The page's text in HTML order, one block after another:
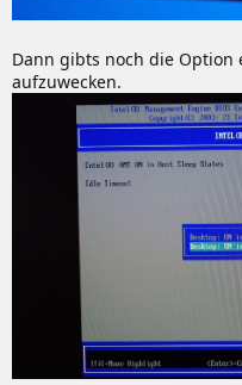
Dann gibts noch die Option
aufzuwecken.